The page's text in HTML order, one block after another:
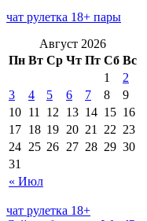
чат рулетка 18+ пары
Август 2026
Пн Вт Ср Чт Пт Сб Вс
« Июл
1
2
3
4 5 6 7 8
9
10 11 12 13 14 15 16
17 18 19 20 21 22 23
24 25 26 27 28 29 30
31
чат рулетка 18+